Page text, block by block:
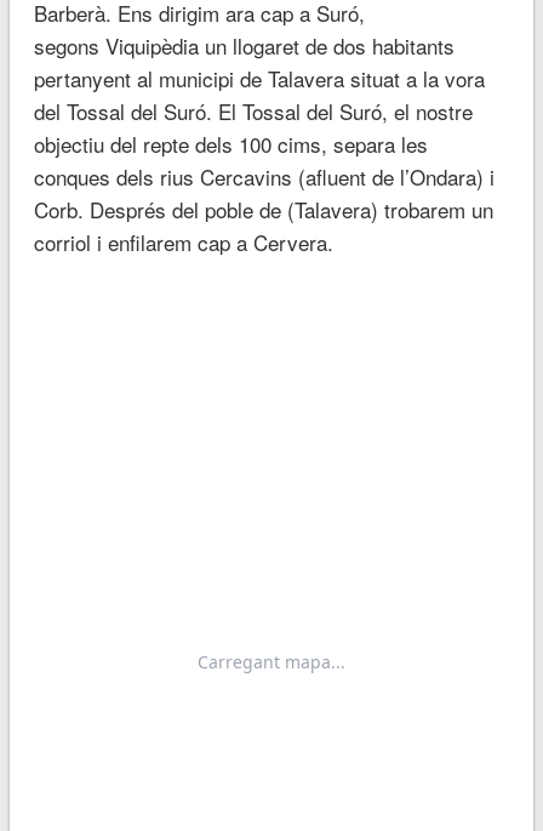
Barberà. Ens dirigim ara cap a Suró,
segons Viquipèdia un llogaret de dos habitants
pertanyent al municipi de Talavera situat a la vora
del Tossal del Suró. El Tossal del Suró, el nostre
objectiu del repte dels 100 cims, separa les
conques dels rius Cercavins (afluent de l’Ondara) i
Corb. Després del poble de (Talavera) trobarem un
corriol i enfilarem cap a Cervera.